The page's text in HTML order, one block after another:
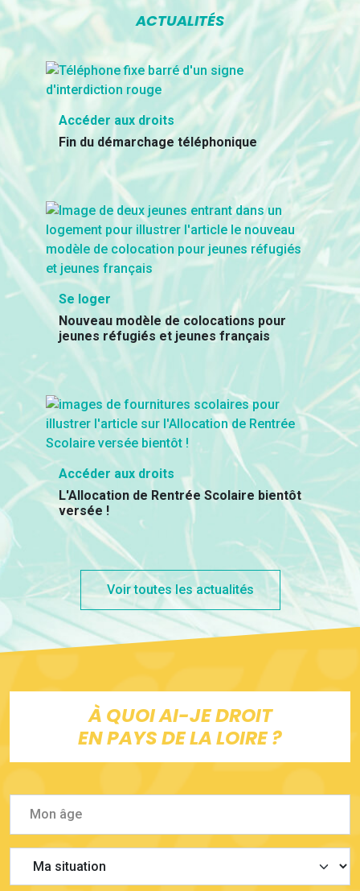
ACTUALITÉS
Accéder aux droits
Fin du démarchage téléphonique
Se loger
Nouveau modèle de colocations pour
jeunes réfugiés et jeunes français
Accéder aux droits
L'Allocation de Rentrée Scolaire bientôt
versée !
Voir toutes les actualités
À QUOI AI-JE DROIT
EN PAYS DE LA LOIRE ?